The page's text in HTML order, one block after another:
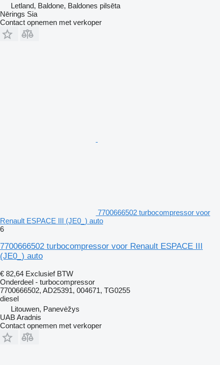
Letland, Baldone, Baldones pilsēta
Nērings Sia
Contact opnemen met verkoper
7700666502 turbocompressor voor
Renault ESPACE III (JE0_) auto
6
7700666502 turbocompressor voor Renault ESPACE III
(JE0_) auto
€ 82,64 Exclusief BTW
Onderdeel - turbocompressor
7700666502, AD25391, 004671, TG0255
diesel
Litouwen, Panevėžys
UAB Aradnis
Contact opnemen met verkoper